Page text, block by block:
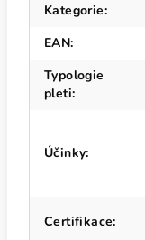
Kategorie:
EAN:
Typologie
pleti:
Účinky:
Certifikace: